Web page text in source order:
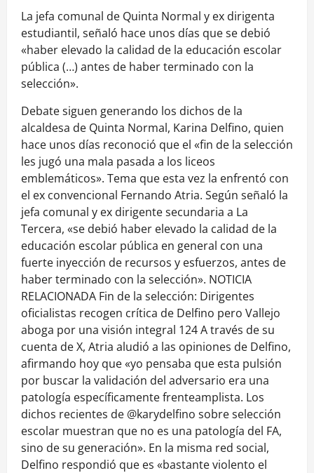
La jefa comunal de Quinta Normal y ex dirigenta
estudiantil, señaló hace unos días que se debió
«haber elevado la calidad de la educación escolar
pública (…) antes de haber terminado con la
selección».
Debate siguen generando los dichos de la
alcaldesa de Quinta Normal, Karina Delfino, quien
hace unos días reconoció que el «fin de la selección
les jugó una mala pasada a los liceos
emblemáticos». Tema que esta vez la enfrentó con
el ex convencional Fernando Atria. Según señaló la
jefa comunal y ex dirigente secundaria a La
Tercera, «se debió haber elevado la calidad de la
educación escolar pública en general con una
fuerte inyección de recursos y esfuerzos, antes de
haber terminado con la selección». NOTICIA
RELACIONADA Fin de la selección: Dirigentes
oficialistas recogen crítica de Delfino pero Vallejo
aboga por una visión integral 124 A través de su
cuenta de X, Atria aludió a las opiniones de Delfino,
afirmando hoy que «yo pensaba que esta pulsión
por buscar la validación del adversario era una
patología específicamente frenteamplista. Los
dichos recientes de @karydelfino sobre selección
escolar muestran que no es una patología del FA,
sino de su generación». En la misma red social,
Delfino respondió que es «bastante violento el